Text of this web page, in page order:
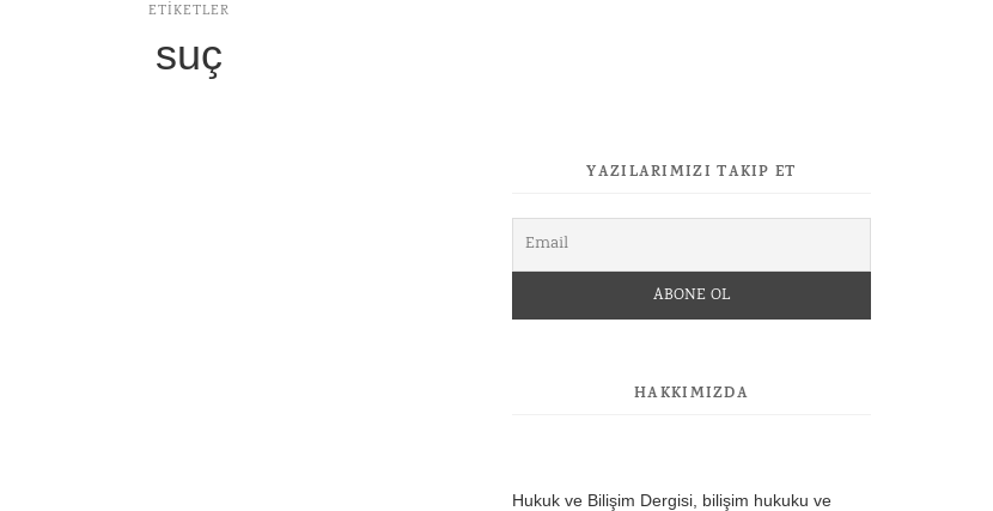
ETIKETLER
suç
YAZILARIMIZI TAKIP ET
HAKKIMIZDA
Hukuk ve Bilişim Dergisi, bilişim hukuku ve